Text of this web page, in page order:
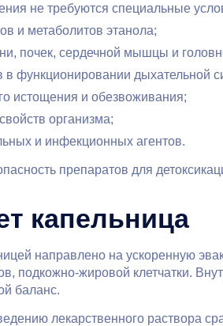
не требуются специальные
и метаболитов этанола;
почек, сердечной мышцы и
в функционировании дыхательной
истощения и обезвоживания;
организма;
и инфекционных агентов.
препаратов для
капельница
направлено на ускоренную
подкожно-жировой клетчатки.
баланс.
лекарственного раствора